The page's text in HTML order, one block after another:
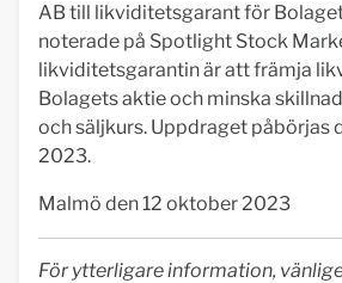
AB till likviditetsgarant för
noterade på Spotlight Stock
likviditetsgarantin är att främja
Bolagets aktie och minska
och säljkurs. Uppdraget påbörjas
2023.
Malmö den 12 oktober 2023
För ytterligare information,